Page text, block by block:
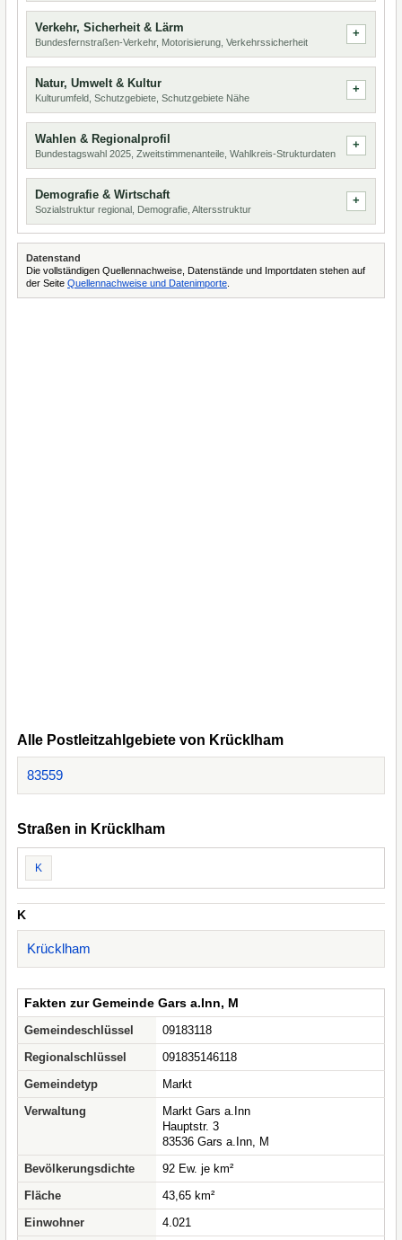
Verkehr, Sicherheit & Lärm
Bundesfernstraßen-Verkehr, Motorisierung, Verkehrssicherheit
Natur, Umwelt & Kultur
Kulturumfeld, Schutzgebiete, Schutzgebiete Nähe
Wahlen & Regionalprofil
Bundestagswahl 2025, Zweitstimmenanteile, Wahlkreis-Strukturdaten
Demografie & Wirtschaft
Sozialstruktur regional, Demografie, Altersstruktur
Datenstand
Die vollständigen Quellennachweise, Datenstände und Importdaten stehen auf
der Seite Quellennachweise und Datenimporte
Alle Postleitzahlgebiete von Krücklham
83559
Straßen in Krücklham
K
K
Krücklham
Fakten zur Gemeinde Gars a.Inn, M
Gemeindeschlüssel
09183118
Regionalschlüssel
091835146118
Gemeindetyp
Markt
Verwaltung
Markt Gars a.Inn
Hauptstr. 3
83536 Gars a.Inn, M
Bevölkerungsdichte
92 Ew. je km²
Fläche
43,65 km²
Einwohner
4.021